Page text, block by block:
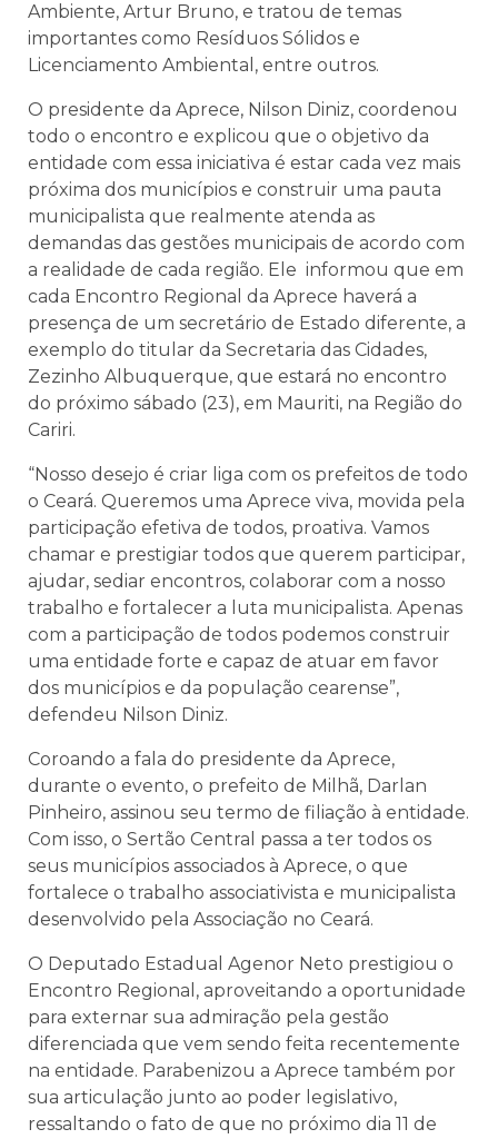
Ambiente, Artur Bruno, e tratou de temas
importantes como Resíduos Sólidos e
Licenciamento Ambiental, entre outros.
O presidente da Aprece, Nilson Diniz, coordenou
todo o encontro e explicou que o objetivo da
entidade com essa iniciativa é estar cada vez mais
próxima dos municípios e construir uma pauta
municipalista que realmente atenda as
demandas das gestões municipais de acordo com
a realidade de cada região. Ele informou que em
cada Encontro Regional da Aprece haverá a
presença de um secretário de Estado diferente, a
exemplo do titular da Secretaria das Cidades,
Zezinho Albuquerque, que estará no encontro
do próximo sábado (23), em Mauriti, na Região do
Cariri.
“Nosso desejo é criar liga com os prefeitos de todo
o Ceará. Queremos uma Aprece viva, movida pela
participação efetiva de todos, proativa. Vamos
chamar e prestigiar todos que querem participar,
ajudar, sediar encontros, colaborar com a nosso
trabalho e fortalecer a luta municipalista. Apenas
com a participação de todos podemos construir
uma entidade forte e capaz de atuar em favor
dos municípios e da população cearense”,
defendeu Nilson Diniz.
Coroando a fala do presidente da Aprece,
durante o evento, o prefeito de Milhã, Darlan
Pinheiro, assinou seu termo de filiação à entidade.
Com isso, o Sertão Central passa a ter todos os
seus municípios associados à Aprece, o que
fortalece o trabalho associativista e municipalista
desenvolvido pela Associação no Ceará.
O Deputado Estadual Agenor Neto prestigiou o
Encontro Regional, aproveitando a oportunidade
para externar sua admiração pela gestão
diferenciada que vem sendo feita recentemente
na entidade. Parabenizou a Aprece também por
sua articulação junto ao poder legislativo,
ressaltando o fato de que no próximo dia 11 de